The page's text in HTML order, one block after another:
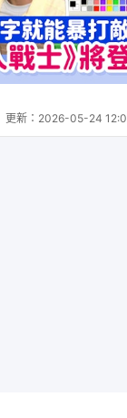
更新： 2026-05-24